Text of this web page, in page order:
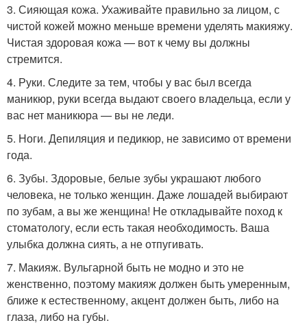
3. Сияющая кожа. Ухаживайте правильно за лицом, с
чистой кожей можно меньше времени уделять макияжу.
Чистая здоровая кожа — вот к чему вы должны
стремится.
4. Руки. Следите за тем, чтобы у вас был всегда
маникюр, руки всегда выдают своего владельца, если у
вас нет маникюра — вы не леди.
5. Ноги. Депиляция и педикюр, не зависимо от времени
года.
6. Зубы. Здоровые, белые зубы украшают любого
человека, не только женщин. Даже лошадей выбирают
по зубам, а вы же женщина! Не откладывайте поход к
стоматологу, если есть такая необходимость. Ваша
улыбка должна сиять, а не отпугивать.
7. Макияж. Вульгарной быть не модно и это не
женственно, поэтому макияж должен быть умеренным,
ближе к естественному, акцент должен быть, либо на
глаза, либо на губы.